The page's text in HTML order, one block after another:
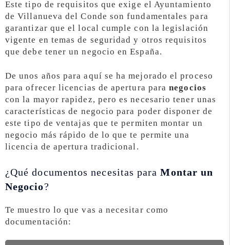
Este tipo de requisitos que exige el Ayuntamiento
de Villanueva del Conde son fundamentales para
garantizar que el local cumple con la legislación
vigente en temas de seguridad y otros requisitos
que debe tener un negocio en España.
De unos años para aquí se ha mejorado el proceso
para ofrecer licencias de apertura paranegocios
con la mayor rapidez, pero es necesario tener unas
características de negocio para poder disponer de
este tipo de ventajas que te permiten montar un
negocio más rápido de lo que te permite una
licencia de apertura tradicional.
¿Qué documentos necesitas paraMontar un
Negocio?
Te muestro lo que vas a necesitar como
documentación: